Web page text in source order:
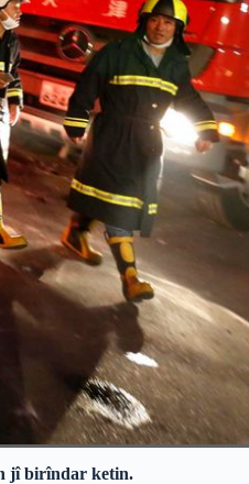
jî birîndar ketin.